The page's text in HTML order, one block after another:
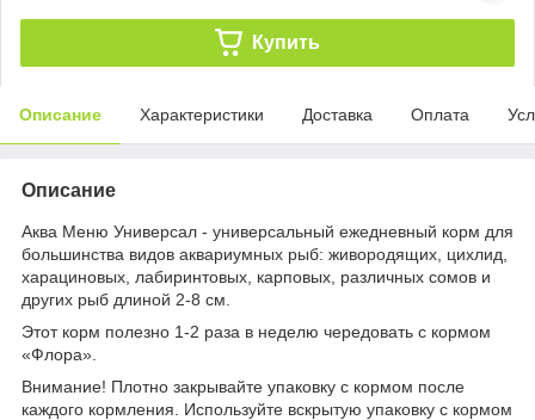
Купить
Описание Характеристики Доставка Оплата
Описание
Аква Меню Универсал - универсальный ежедневный корм для
большинства видов аквариумных рыб: живородящих, цихлид,
харациновых, лабиринтовых, карповых, различных сомов и
других рыб длиной 2-8 см.
Этот корм полезно 1-2 раза в неделю чередовать с кормом
«Флора».
Внимание! Плотно закрывайте упаковку с кормом после
каждого кормления. Используйте вскрытую упаковку с кормом